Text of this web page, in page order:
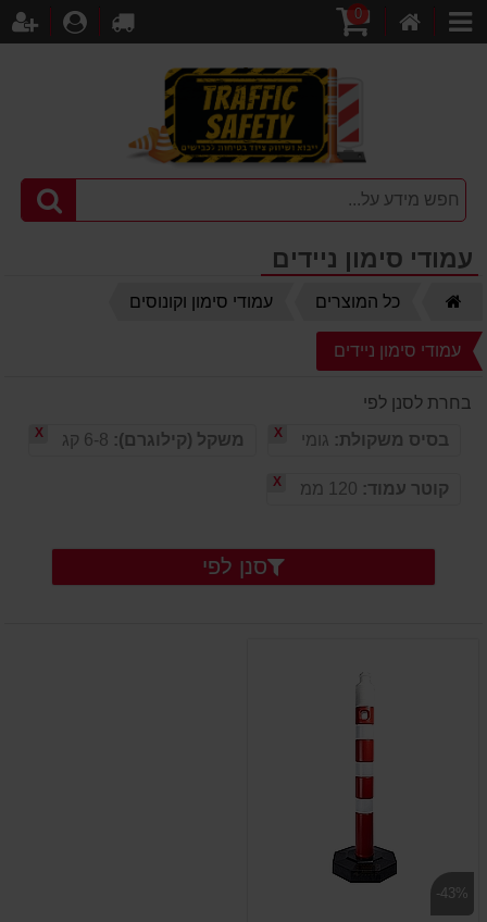
קטגוריות
קניות
0
לקופה
עמודי סימון ניידים
כל המוצרים עמודי סימון וקונוסים
עמודי סימון ניידים
בחרת לסנן לפי
בסיס משקולת: גומי X משקל (קילוגרם): X
קוטר עמוד: X
סנן לפי
-43%